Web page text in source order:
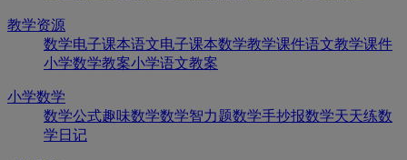
教学资源
数学电子课本语文电子课本数学教学课件语文教学课件
小学数学教案小学语文教案
小学数学
数学公式趣味数学数学智力题数学手抄报数学天天练数
学日记